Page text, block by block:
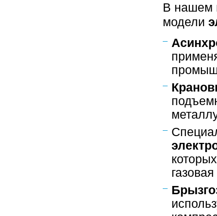
В нашем
модели